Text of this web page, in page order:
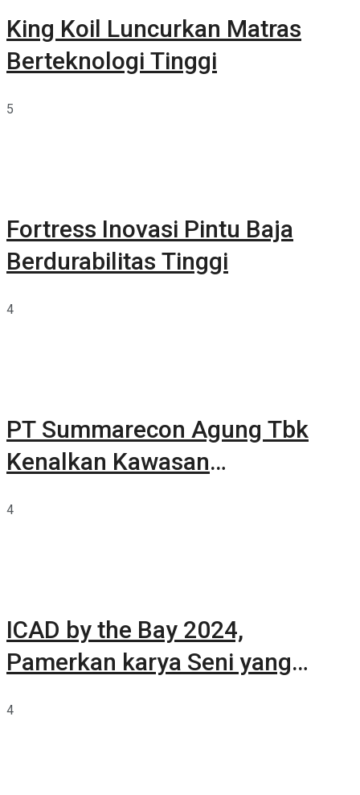
King Koil Luncurkan Matras
Berteknologi Tinggi
5
Fortress Inovasi Pintu Baja
Berdurabilitas Tinggi
4
PT Summarecon Agung Tbk
Kenalkan Kawasan
4
ICAD by the Bay 2024,
Pamerkan karya Seni yang
4